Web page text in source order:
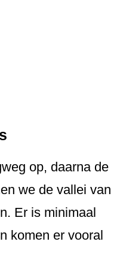
op, daarna de
we de vallei van
Er is minimaal
komen er vooral